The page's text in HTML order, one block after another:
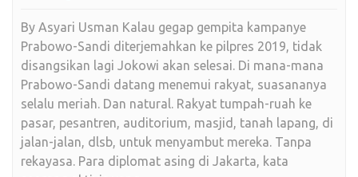
By Asyari Usman Kalau gegap gempita kampanye
Prabowo-Sandi diterjemahkan ke pilpres 2019, tidak
disangsikan lagi Jokowi akan selesai. Di mana-mana
Prabowo-Sandi datang menemui rakyat, suasananya
selalu meriah. Dan natural. Rakyat tumpah-ruah ke
pasar, pesantren, auditorium, masjid, tanah lapang, di
jalan-jalan, dlsb, untuk menyambut mereka. Tanpa
rekayasa. Para diplomat asing di Jakarta, kata